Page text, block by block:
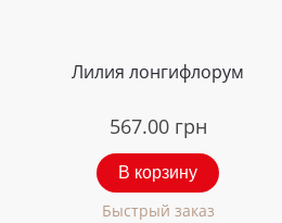
Лилия лонгифлорум
567.00 грн
В корзину
Быстрый заказ